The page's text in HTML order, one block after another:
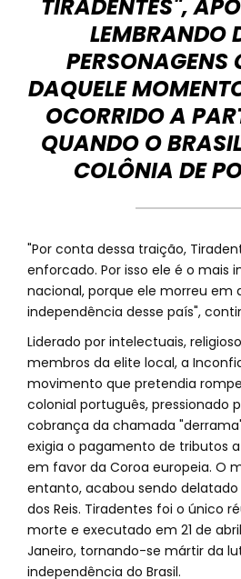
TIRADENTES",
LEMBRANDO
PERSONAGENS
DAQUELE
OCORRIDO A
QUANDO O
COLÔNIA DE
"Por conta dessa traição,
enforcado. Por isso ele é o mais
nacional, porque ele morreu em
independência desse país",
Liderado por intelectuais,
membros da elite local, a
movimento que pretendia
colonial português, pressionado
cobrança da chamada
exigia o pagamento de tributos
em favor da Coroa europeia. O
entanto, acabou sendo delatado
dos Reis. Tiradentes foi o único
morte e executado em 21 de abril
Janeiro, tornando-se mártir da
independência do Brasil.